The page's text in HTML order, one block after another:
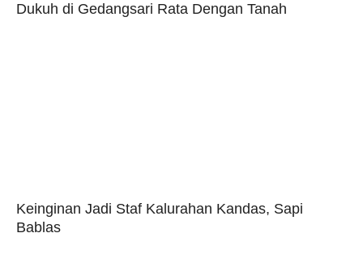
Dukuh di Gedangsari Rata Dengan Tanah
Keinginan Jadi Staf Kalurahan Kandas, Sapi
Bablas